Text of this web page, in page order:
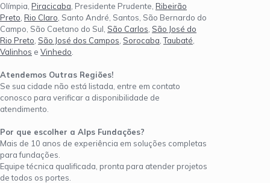
Olímpia, Piracicaba , Presidente Prudente, Ribeirão
Preto Rio Claro , Santo André, Santos, São Bernardo do
Campo, São Caetano do Sul, São Carlos São José do
Rio Preto São José dos Campos Sorocaba ,Taubaté
Valinhos e Vinhedo
Atendemos Outras Regiões!
Se sua cidade não está listada, entre em contato
conosco para verificar a disponibilidade de
atendimento.
Por que escolher a Alps Fundações?
Mais de 10 anos de experiência em soluções completas
para fundações.
Equipe técnica qualificada, pronta para atender projetos
de todos os portes.